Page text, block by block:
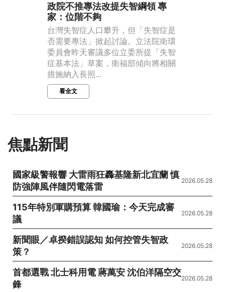
政院不推專法改提失智綱領 專
家：位階不夠
台灣失智症人口攀升，但「失智症是
否需要專法」掀起討論。立法院衛環
委員會昨天審議多位立委所提「失智
症基本法」草案，衛福部傾向將相關
措施納入長照...
看全文
焦點新聞
國家級警報響 大雷雨狂轟基隆新北宜蘭 慎
防強陣風伴隨閃電落雷
2026.05.28
115年特別軍購預算 韓國瑜：今天完成審
議
2026.05.28
新聞眼／卓揆錯誤認知 如何控管失智政
策？
2026.05.28
首都選戰 北士科用電 蔣萬安 沈伯洋隔空交
鋒
2026.05.28